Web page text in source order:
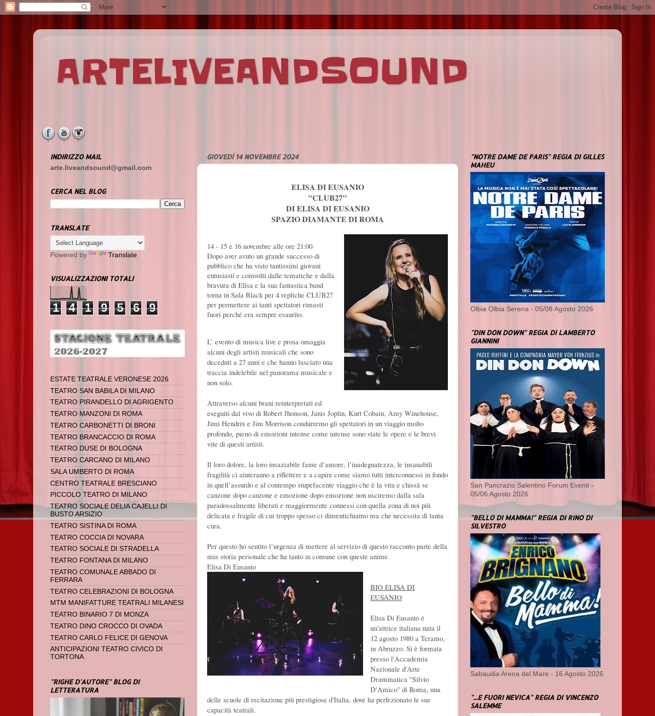
ARTELIVEANDSOUND
GIOVEDÌ 14 NOVEMBRE 2024
ELISA DI EUSANIO
"CLUB27"
DI ELISA DI EUSANIO
SPAZIO DIAMANTE DI ROMA
14 - 15 e 16 novembre alle ore 21:00
Dopo aver avuto un grande successo di
pubblico che ha visto tantissimi giovani
entusiasti e coinvolti dalle tematiche e dalla
bravura di Elisa e la sua fantastica band
torna in Sala Black per 4 repliche CLUB27
per permettere ai tanti spettatori rimasti
fuori perché era sempre esaurito.
L’ evento di musica live e prosa omaggia
alcuni degli artisti musicali che sono
deceduti a 27 anni e che hanno lasciato una
traccia indelebile nel panorama musicale e
non solo.
Attraverso alcuni brani reinterpretati ed
eseguiti dal vivo di Robert Jhonson, Janis Joplin, Kurt Cobain, Amy Winehouse,
Jimi Hendrix e Jim Morrison condurremo gli spettatori in un viaggio molto
profondo, pieno di emozioni intense come intense sono state le opere e le brevi
vite di questi artisti.
Il loro dolore, la loro insaziabile fame d’amore, l’inadeguatezza, le insanabili
fragilità ci aiuteranno a riflettere e a capire come siamo tutti interconnessi in fondo
in quell’assurdo e al contempo stupefacente viaggio che è la vita e chissà se
canzone dopo canzone e emozione dopo emozione non usciremo dalla sala
paradossalmente liberati e maggiormente connessi con quella zona di noi più
delicata e fragile di cui troppo spesso ci dimentichiamo ma che necessita di tanta
cura.
Per questo ho sentito l’urgenza di mettere al servizio di questo racconto parte della
mia storia personale che ha tanto in comune con queste anime.
Elisa Di Eusanio
BIO ELISA DI
EUSANIO
Elisa Di Eusanio è
un'attrice italiana nata il
12 agosto 1980 a Teramo,
in Abruzzo. Si è formata
presso l'Accademia
Nazionale d'Arte
Drammatica "Silvio
D'Amico" di Roma, una
delle scuole di recitazione più prestigiose d'Italia, dove ha perfezionato le sue
capacità teatrali.
INDIRIZZO MAIL
arte.liveandsound@gmail.com
CERCA NEL BLOG
TRANSLATE
Powered by Translate
VISUALIZZAZIONI TOTALI
1 4 1 9 5 6 9
ESTATE TEATRALE VERONESE 2026
TEATRO SAN BABILA DI MILANO
TEATRO PIRANDELLO DI AGRIGENTO
TEATRO MANZONI DI ROMA
TEATRO CARBONETTI DI BRONI
TEATRO BRANCACCIO DI ROMA
TEATRO DUSE DI BOLOGNA
TEATRO CARCANO DI MILANO
SALA UMBERTO DI ROMA
CENTRO TEATRALE BRESCIANO
PICCOLO TEATRO DI MILANO
TEATRO SOCIALE DELIA CAJELLI DI
BUSTO ARSIZIO
TEATRO SISTINA DI ROMA
TEATRO COCCIA DI NOVARA
TEATRO SOCIALE DI STRADELLA
TEATRO FONTANA DI MILANO
TEATRO COMUNALE ABBADO DI
FERRARA
TEATRO CELEBRAZIONI DI BOLOGNA
MTM MANIFATTURE TEATRALI MILANESI
TEATRO BINARIO 7 DI MONZA
TEATRO DINO CROCCO DI OVADA
TEATRO CARLO FELICE DI GENOVA
ANTICIPAZIONI TEATRO CIVICO DI
TORTONA
"RIGHE D'AUTORE" BLOG DI
LETTERATURA
"NOTRE DAME DE PARIS" REGIA DI GILLES
MAHEU
Olbia Olbia Serena - 05/08 Agosto 2026
"DIN DON DOWN" REGIA DI LAMBERTO
GIANNINI
San Pancrazio Salentino Forum Eventi -
05/06 Agosto 2026
"BELLO DI MAMMA!" REGIA DI RINO DI
SILVESTRO
Sabaudia Arena del Mare - 16 Agosto 2026
"...E FUORI NEVICA" REGIA DI VINCENZO
SALEMME